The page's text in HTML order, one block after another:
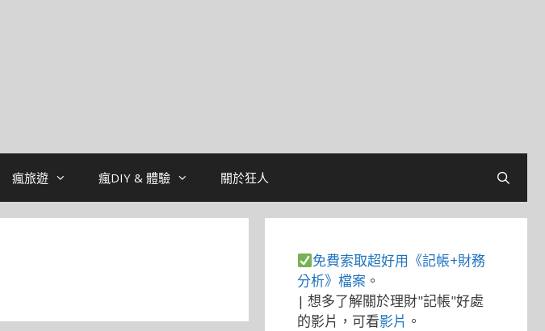
瘋旅遊 瘋DIY & 體驗 關於狂人
免費索取超好用《記帳+財務
分析》檔案 。
| 想多了解關於理財"記帳"好處
的影片，可看影片 。